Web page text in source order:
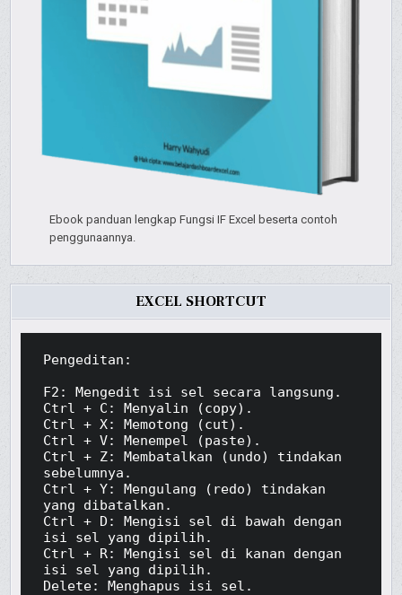
Ebook panduan lengkap Fungsi IF Excel beserta contoh
penggunaannya.
EXCEL SHORTCUT
Pengeditan:
F2: Mengedit isi sel secara langsung.
Ctrl + C: Menyalin (copy).
Ctrl + X: Memotong (cut).
Ctrl + V: Menempel (paste).
Ctrl + Z: Membatalkan (undo) tindakan
sebelumnya.
Ctrl + Y: Mengulang (redo) tindakan
yang dibatalkan.
Ctrl + D: Mengisi sel di bawah dengan
isi sel yang dipilih.
Ctrl + R: Mengisi sel di kanan dengan
isi sel yang dipilih.
Delete: Menghapus isi sel.